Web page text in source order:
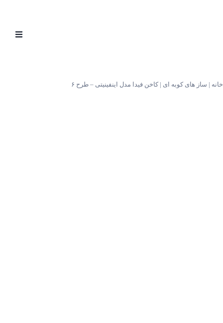
Open
|ساز های کوبه ای کاخن فیدا مدل اینفینیتی – طرح ۶